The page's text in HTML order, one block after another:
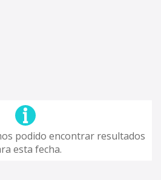
podido encontrar resultados
esta fecha.